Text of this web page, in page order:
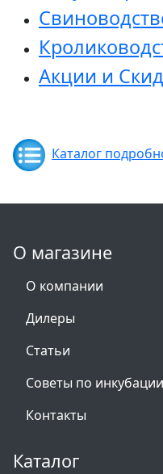
Акции и
Каталог
О магазине
О компании
Дилеры
Статьи
Советы по инкубации
Контакты
Каталог